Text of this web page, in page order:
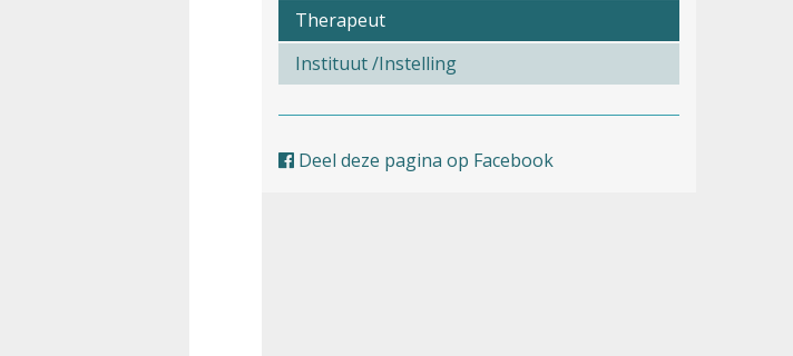
Therapeut
Instituut /Instelling
Deel deze pagina op Facebook